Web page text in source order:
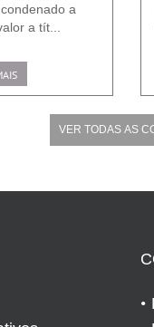
a
a tít...
VER TODAS AS